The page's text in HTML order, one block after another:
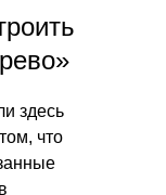
здесь
что